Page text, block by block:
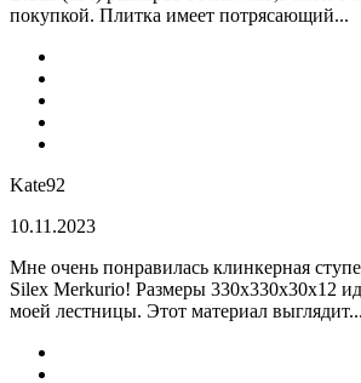
покупкой. Плитка имеет потрясающий...
Kate92
10.11.2023
Мне очень понравилась клинкерная
Silex Merkurio! Размеры 330х330х30х12
моей лестницы. Этот материал выглядит...